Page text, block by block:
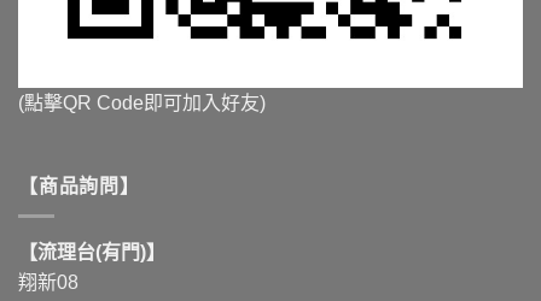
(點擊QR Code即可加入好友)
【商品詢問】
【流理台(有門)】
翔新08